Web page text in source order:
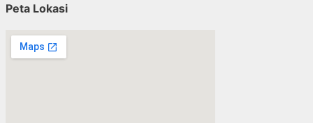
Peta Lokasi